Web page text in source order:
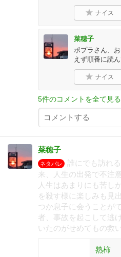
ナイス
菜穂子
ポプラさん、
えず順番に読
ナイス
5件のコメントを全て見る
菜穂子
ネタバレ
誰にでも訪れ
来、人生の出発で不注
人生はあまりにも苦し
を殺す様に楽しみも見
つか息子に会うことが
者、事故を起こして逃
いたのがせめてもの救
熟柿